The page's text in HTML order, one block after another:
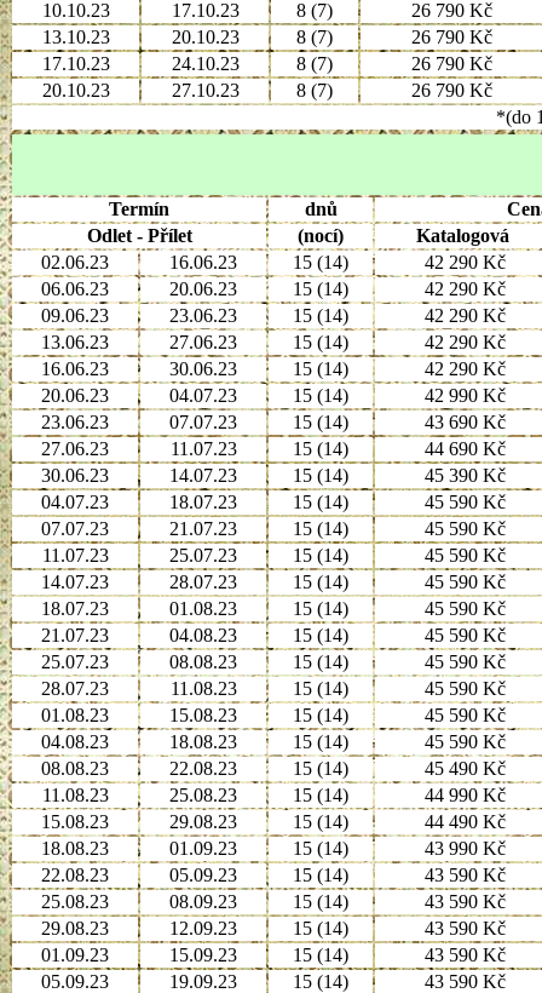
10.10.23 17.10.23 8 (7)
26 790 Kč
13.10.23
20.10.23 8 (7)
26 790 Kč
17.10.23
24.10.23 8 (7)
26 790 Kč
20.10.23
27.10.23 8 (7)
26 790 Kč
*(do
Termín dnů
Odlet - Přílet
(nocí)
Katalogová
02.06.23
16.06.23 15 (14)
42 290 Kč
06.06.23
20.06.23 15 (14)
42 290 Kč
09.06.23
23.06.23 15 (14)
42 290 Kč
13.06.23
27.06.23 15 (14)
42 290 Kč
16.06.23
30.06.23 15 (14)
42 290 Kč
20.06.23
04.07.23 15 (14)
42 990 Kč
23.06.23
07.07.23 15 (14)
43 690 Kč
27.06.23
11.07.23 15 (14)
44 690 Kč
30.06.23
14.07.23 15 (14)
45 390 Kč
04.07.23
18.07.23 15 (14)
45 590 Kč
07.07.23
21.07.23 15 (14)
45 590 Kč
11.07.23
25.07.23 15 (14)
45 590 Kč
14.07.23
28.07.23 15 (14)
45 590 Kč
18.07.23
01.08.23 15 (14)
45 590 Kč
21.07.23
04.08.23 15 (14)
45 590 Kč
25.07.23
08.08.23 15 (14)
45 590 Kč
28.07.23
11.08.23 15 (14)
45 590 Kč
01.08.23
15.08.23 15 (14)
45 590 Kč
04.08.23
18.08.23 15 (14)
45 590 Kč
08.08.23
22.08.23 15 (14)
45 490 Kč
11.08.23
25.08.23 15 (14)
44 990 Kč
15.08.23
29.08.23 15 (14)
44 490 Kč
18.08.23
01.09.23 15 (14)
43 990 Kč
22.08.23
05.09.23 15 (14)
43 590 Kč
25.08.23
08.09.23 15 (14)
43 590 Kč
29.08.23
12.09.23 15 (14)
43 590 Kč
01.09.23
15.09.23 15 (14)
43 590 Kč
05.09.23
19.09.23 15 (14)
43 590 Kč